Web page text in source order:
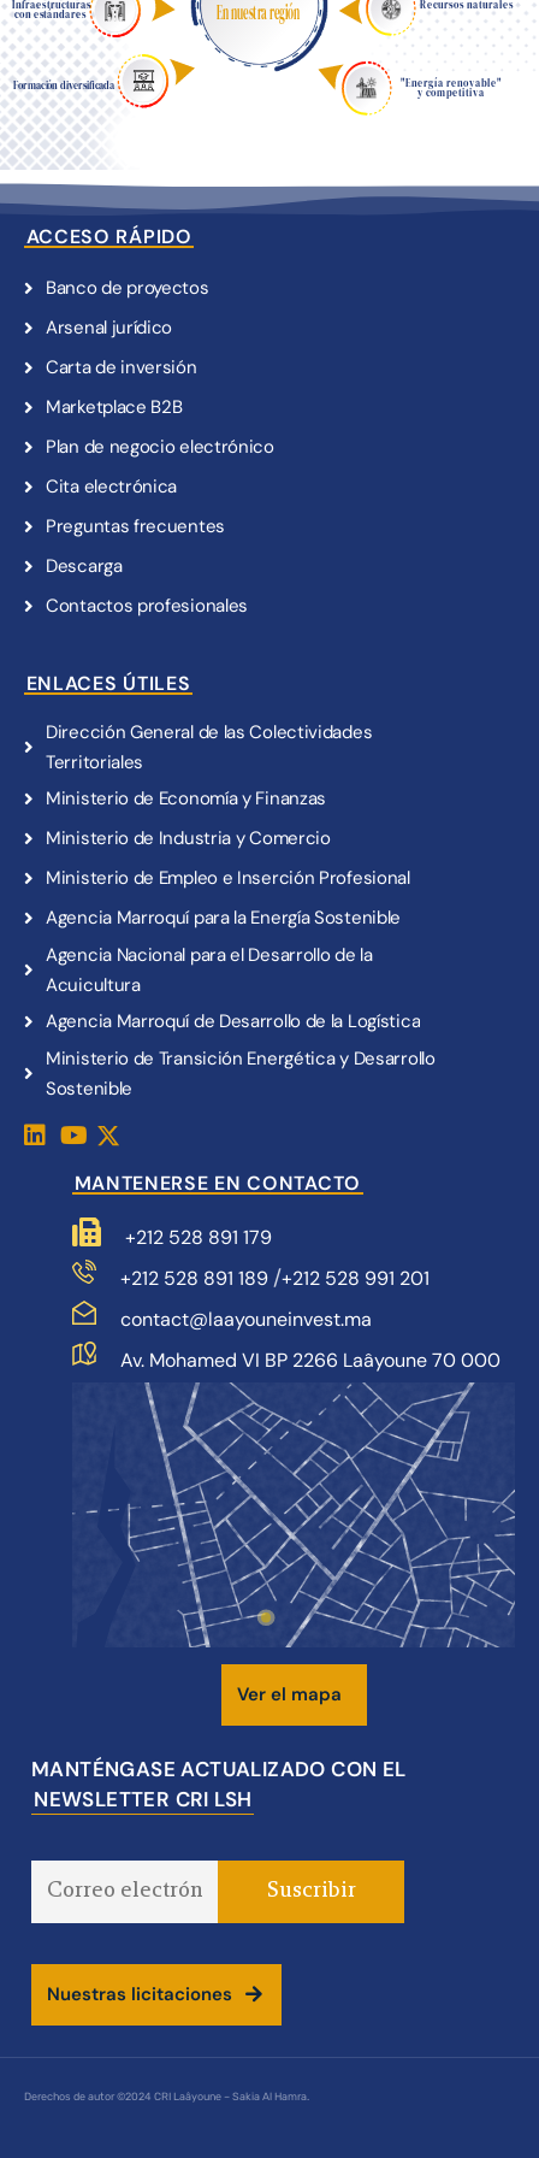
Infraestructuras
con estándares
Formación diversificada
Recursos naturales
"Energía renovable"
y competitiva
En nuestra región
ACCESO RÁPIDO
Banco de proyectos
Arsenal jurídico
Carta de inversión
Marketplace B2B
Plan de negocio electrónico
Cita electrónica
Preguntas frecuentes
Descarga
Contactos profesionales
ENLACES ÚTILES
Dirección General de las Colectividades
Territoriales
Ministerio de Economía y Finanzas
Ministerio de Industria y Comercio
Ministerio de Empleo e Inserción Profesional
Agencia Marroquí para la Energía Sostenible
Agencia Nacional para el Desarrollo de la
Acuicultura
Agencia Marroquí de Desarrollo de la Logística
Ministerio de Transición Energética y Desarrollo
Sostenible
MANTENERSE EN CONTACTO
+212 528 891 179
+212 528 891 189/+212 528 991 201
contact@laayouneinvest.ma
Av. Mohamed VI BP 2266 Laâyoune 70 000
Ver el mapa
MANTÉNGASE ACTUALIZADO CON EL
NEWSLETTER CRI LSH
Nuestras licitaciones
Derechos de autor ©2024 CRI Laâyoune – Sakia Al Hamra.